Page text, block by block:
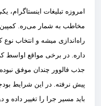
امروزه تبلیغات
مخاطب به شمار می‌ره.
راه‌اندازی میشه و انتخاب
داره. در برخی مواقع اواسط
جذب فالوور چندان موفق
پیش نرفته. در این شرایط
باید مسیر جرا را تغییر داده و